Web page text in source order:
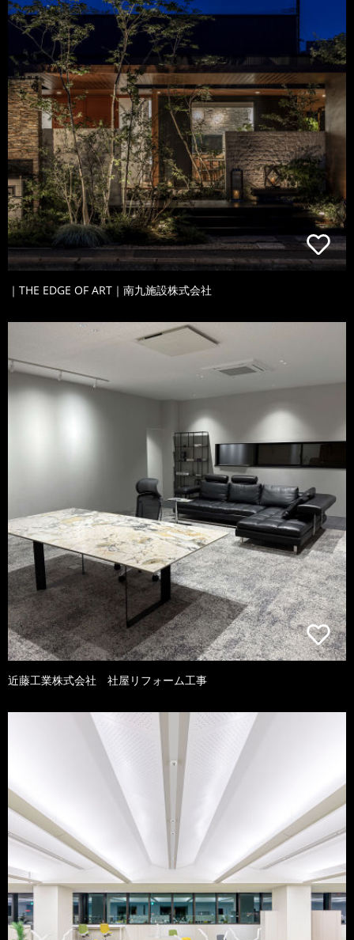
｜THE EDGE OF ART｜南九施設株式会社
近藤工業株式会社 社屋リフォーム工事